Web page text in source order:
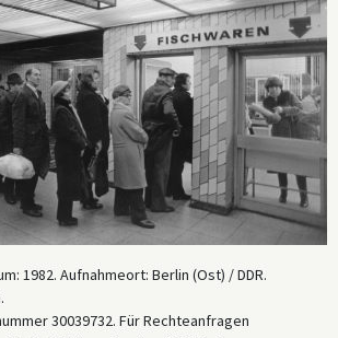
1982. Aufnahmeort: Berlin (Ost) / DDR.
30039732. Für Rechteanfragen